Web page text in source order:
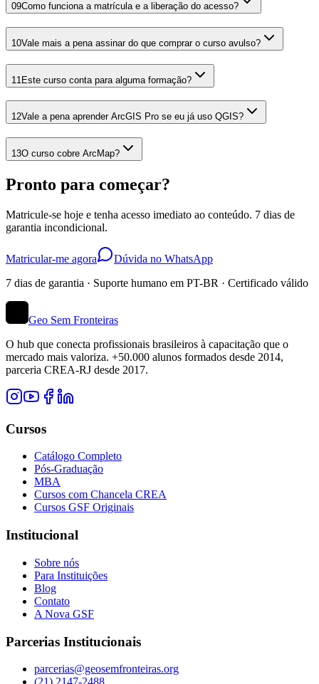
09Como funciona a matrícula e a liberação do acesso?
10Vale mais a pena assinar do que comprar o curso avulso?
11 Este curso conta para alguma formação?
12Vale a pena aprender ArcGIS Pro se eu já uso QGIS?
13O curso cobre ArcMap?
Pronto para começar?
Matricule-se hoje e tenha acesso imediato ao conteúdo. 7 dias de
garantia incondicional.
Matricular-me agora
Dúvida no WhatsApp
7 dias de garantia · Suporte humano em PT-BR · Certificado válido
Geo Sem Fronteiras
O hub que conecta profissionais brasileiros à capacitação que o
mercado mais valoriza. +50.000 alunos formados desde 2014,
parceria CREA-RJ desde 2017.
Cursos
Catálogo Completo
Pós-Graduação
MBA
Cursos com Chancela CREA
Cursos GSF Originais
Institucional
Sobre nós
Para Instituições
Blog
Contato
A Nova GSF
Parcerias Institucionais
parcerias@geosemfronteiras.org